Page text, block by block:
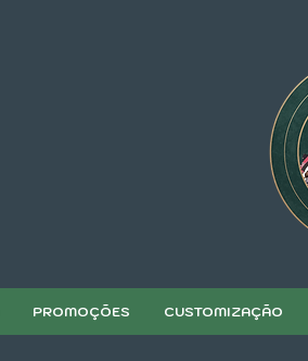
PROMOÇÕES CUSTOMIZAÇÃO